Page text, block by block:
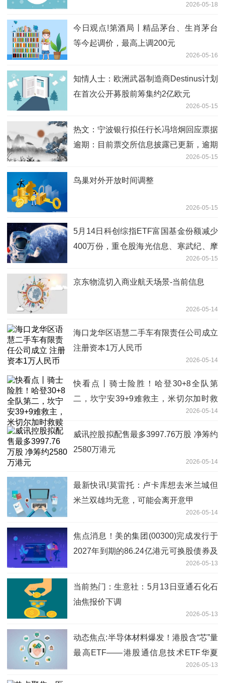
2026-05-18
今日观点!第酒局丨精品茅台、生肖茅台
等今起调价，最高上调200元
2026-05-16
知情人士：欧洲武器制造商Destinus计划
在首次公开募股前筹集约2亿欧元
2026-05-15
热文：宁波银行拟任行长冯培炯回应票据
逾期：目前票交所信息披露已更新，逾期
2026-05-15
鸟巢对外开放时间调整
2026-05-15
5月14日科创综指ETF富国基金份额减少
400万份，重仓股海光信息、寒武纪、摩
2026-05-15
京东物流切入商业航天场景-当前信息
2026-05-14
海口龙华区语慧二手车有限责任公司成立
注册资本1万人民币
2026-05-14
快看点丨骑士险胜！哈登30+8全队第
二，坎宁安39+9难救主，米切尔加时救
2026-05-14
威讯控股拟配售最多3997.76万股 净筹约
2580万港元
2026-05-14
最新快讯!莫雷托：卢卡库想去米兰城但
米兰双雄均无意，可能会离开意甲
2026-05-14
焦点消息！美的集团(00300)完成发行于
2027年到期的86.24亿港元可换股债券及
于2033年到期的86.24亿港元可换股债券
2026-05-13
当前热门：生意社：5月13日亚通石化石
油焦报价下调
2026-05-13
动态焦点:半导体材料爆发！港股含“芯”量
最高ETF——港股通信息技术ETF华夏
2026-05-13